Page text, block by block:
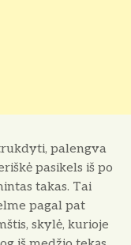
palengva
pasikels iš po
takas. Tai
pagal pat
skylė, kurioje